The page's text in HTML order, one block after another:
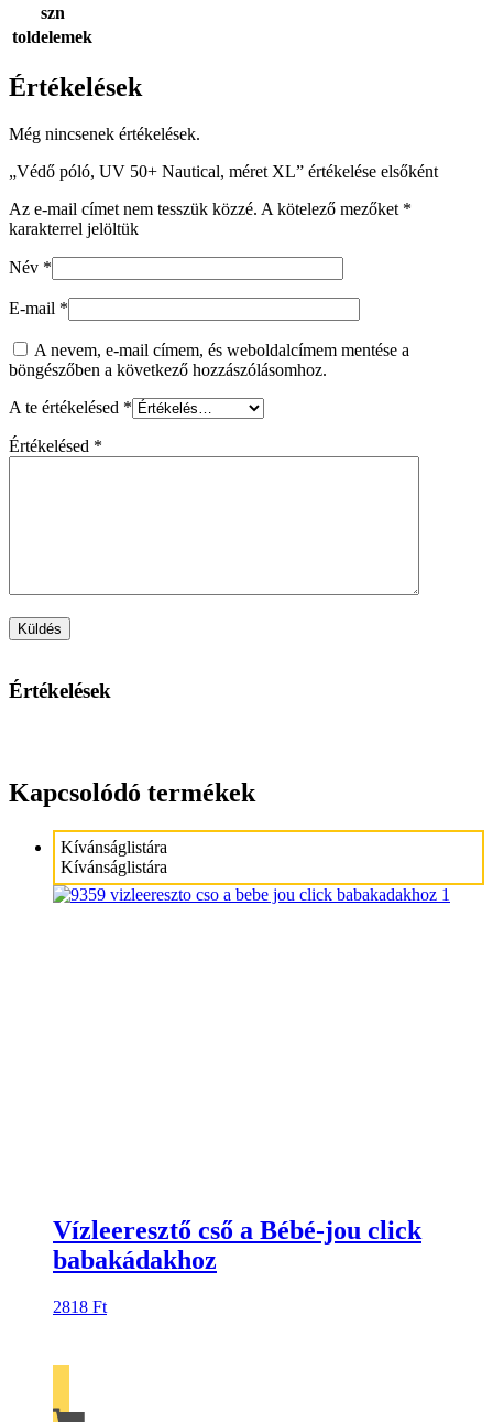
szn
toldelemek
Értékelések
Még nincsenek értékelések.
„Védő póló, UV 50+ Nautical, méret XL” értékelése elsőként
Az e-mail címet nem tesszük közzé. A kötelező mezőket *
karakterrel jelöltük
Név *
E-mail *
A nevem, e-mail címem, és weboldalcímem mentése a
böngészőben a következő hozzászólásomhoz.
A te értékelésed *
Értékelésed *
Értékelések
Kapcsolódó termékek
Kívánságlistára
Kívánságlistára
Vízleeresztő cső a Bébé-jou click
babakádakhoz
2818 Ft